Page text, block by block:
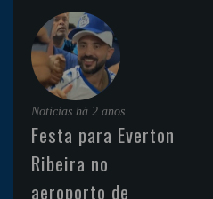
Noticias há 2 anos
Festa para Everton
Ribeira no
aeroporto de